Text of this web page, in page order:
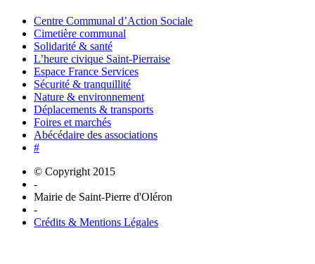
Centre Communal d’Action Sociale
Cimetière communal
Solidarité & santé
L’heure civique Saint-Pierraise
Espace France Services
Sécurité & tranquillité
Nature & environnement
Déplacements & transports
Foires et marchés
Abécédaire des associations
#
© Copyright 2015
-
Mairie de Saint-Pierre d'Oléron
-
Crédits & Mentions Légales